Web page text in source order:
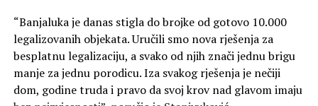
“Banjaluka je danas stigla do brojke od gotovo 10.000
legalizovanih objekata. Uručili smo nova rješenja za
besplatnu legalizaciju, a svako od njih znači jednu brigu
manje za jednu porodicu. Iza svakog rješenja je nečiji
dom, godine truda i pravo da svoj krov nad glavom imaju